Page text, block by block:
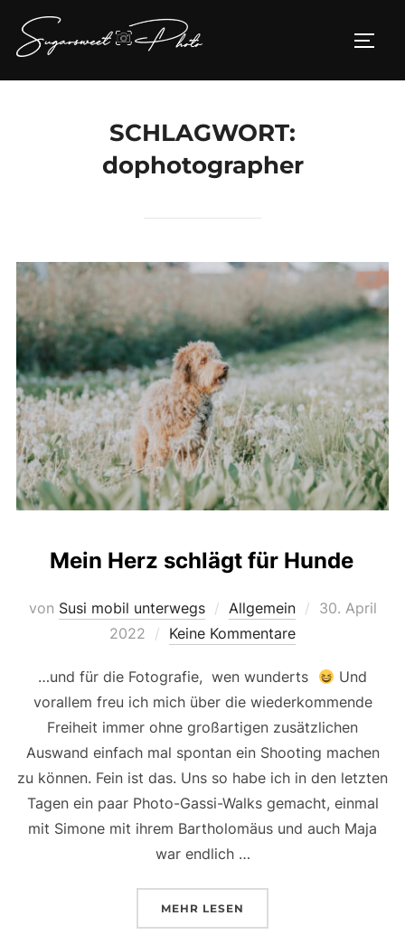
Inhalt
springen
SCHLAGWORT:
dophotographer
Mein Herz schlägt für Hunde
von Susi mobil unterwegs Allgemein
30. April
2022
Keine Kommentare
…und für die Fotografie, wen wunderts
Und
vorallem freu ich mich über die wiederkommende
Freiheit immer ohne großartigen zusätzlichen
Auswand einfach mal spontan ein Shooting machen
zu können. Fein ist das. Uns so habe ich in den letzten
Tagen ein paar Photo-Gassi-Walks gemacht, einmal
mit Simone mit ihrem Bartholomäus und auch Maja
war endlich …
MEHR ÜBER „MEIN HERZ SCHLÄGT
LESEN